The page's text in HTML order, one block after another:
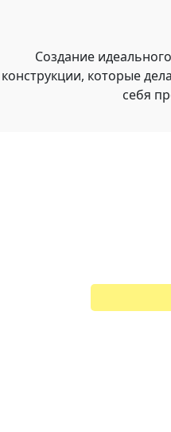
Создание
конструкции, которые
себя